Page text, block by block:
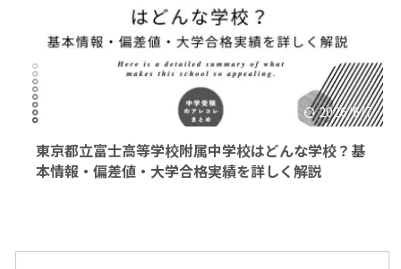
2026/6/7
東京都立富士高等学校附属中学校はどんな学校？基
本情報・偏差値・大学合格実績を詳しく解説